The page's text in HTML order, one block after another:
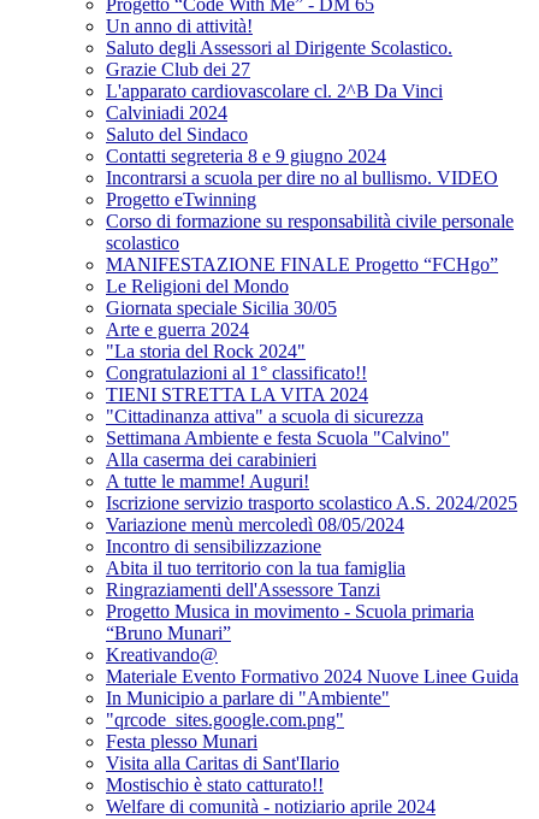
Progetto “Code With Me” - DM 65
Un anno di attività!
Saluto degli Assessori al Dirigente Scolastico.
Grazie Club dei 27
L'apparato cardiovascolare cl. 2^B Da Vinci
Calviniadi 2024
Saluto del Sindaco
Contatti segreteria 8 e 9 giugno 2024
Incontrarsi a scuola per dire no al bullismo. VIDEO
Progetto eTwinning
Corso di formazione su responsabilità civile personale
scolastico
MANIFESTAZIONE FINALE Progetto “FCHgo”
Le Religioni del Mondo
Giornata speciale Sicilia 30/05
Arte e guerra 2024
"La storia del Rock 2024"
Congratulazioni al 1° classificato!!
TIENI STRETTA LA VITA 2024
"Cittadinanza attiva" a scuola di sicurezza
Settimana Ambiente e festa Scuola "Calvino"
Alla caserma dei carabinieri
A tutte le mamme! Auguri!
Iscrizione servizio trasporto scolastico A.S. 2024/2025
Variazione menù mercoledì 08/05/2024
Incontro di sensibilizzazione
Abita il tuo territorio con la tua famiglia
Ringraziamenti dell'Assessore Tanzi
Progetto Musica in movimento - Scuola primaria
“Bruno Munari”
Kreativando@
Materiale Evento Formativo 2024 Nuove Linee Guida
In Municipio a parlare di "Ambiente"
"qrcode_sites.google.com.png"
Festa plesso Munari
Visita alla Caritas di Sant'Ilario
Mostischio è stato catturato!!
Welfare di comunità - notiziario aprile 2024